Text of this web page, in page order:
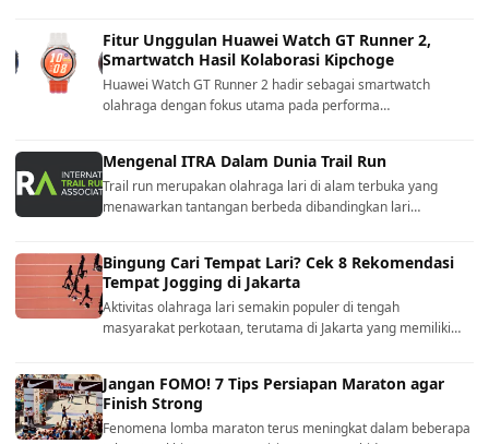
Fitur Unggulan Huawei Watch GT Runner 2,
Smartwatch Hasil Kolaborasi Kipchoge
Huawei Watch GT Runner 2 hadir sebagai smartwatch
olahraga dengan fokus utama pada performa…
Mengenal ITRA Dalam Dunia Trail Run
Trail run merupakan olahraga lari di alam terbuka yang
menawarkan tantangan berbeda dibandingkan lari…
Bingung Cari Tempat Lari? Cek 8 Rekomendasi
Tempat Jogging di Jakarta
Aktivitas olahraga lari semakin populer di tengah
masyarakat perkotaan, terutama di Jakarta yang memiliki…
Jangan FOMO! 7 Tips Persiapan Maraton agar
Finish Strong
Fenomena lomba maraton terus meningkat dalam beberapa